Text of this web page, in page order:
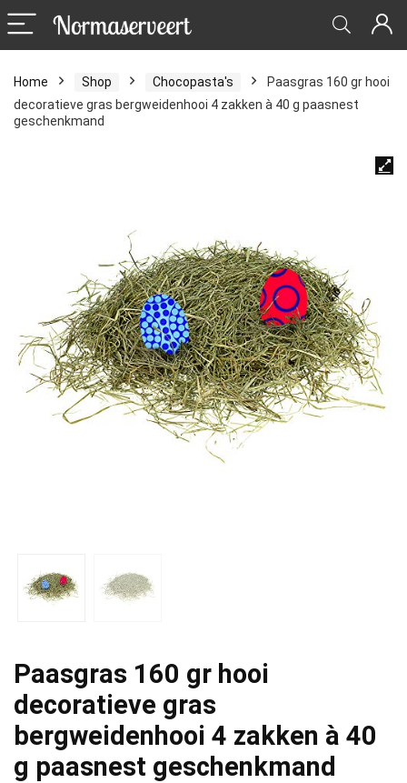
Home Shop Chocopasta's
Paasgras 160 gr hooi
decoratieve gras bergweidenhooi 4 zakken à 40 g paasnest
geschenkmand
Paasgras 160 gr hooi
decoratieve gras
bergweidenhooi 4 zakken à 40
g paasnest geschenkmand